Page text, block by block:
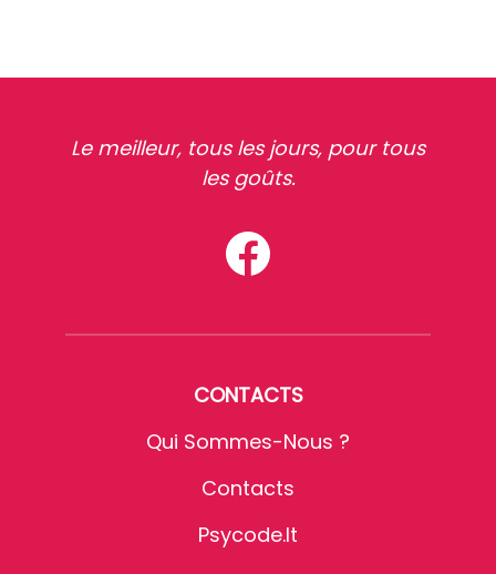
Le meilleur, tous les jours, pour tous
les goûts.
CONTACTS
Qui Sommes-Nous ?
Contacts
Psycode.it